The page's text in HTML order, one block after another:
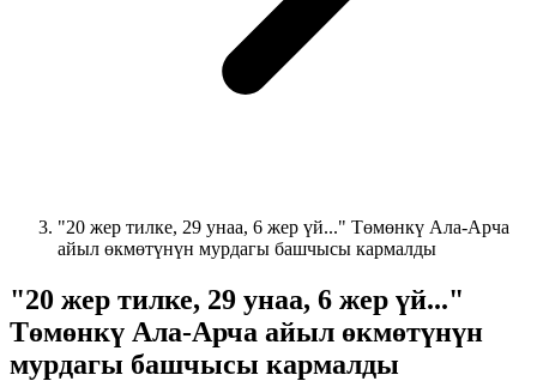
"20 жер тилке, 29 унаа, 6 жер үй..." Төмөнкү Ала-Арча
айыл өкмөтүнүн мурдагы башчысы кармалды
"20 жер тилке, 29 унаа, 6 жер үй..."
Төмөнкү Ала-Арча айыл өкмөтүнүн
мурдагы башчысы кармалды